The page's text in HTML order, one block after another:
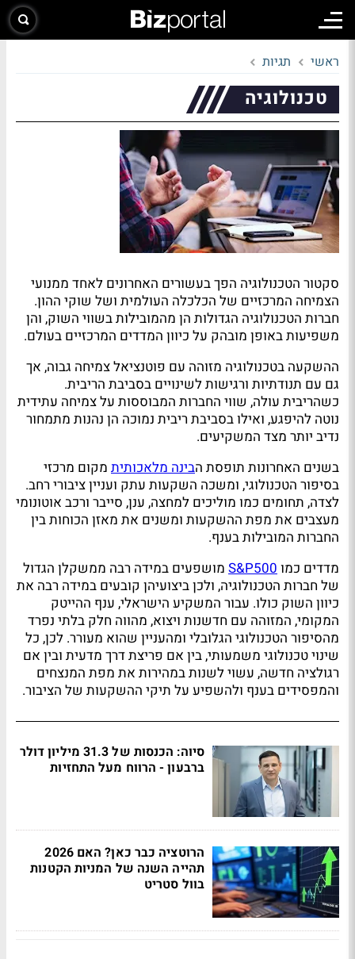
ראשי תגיות
טכנולוגיה
סקטור הטכנולוגיה הפך בעשורים האחרונים לאחד ממנועי
הצמיחה המרכזיים של הכלכלה העולמית ושל שוקי ההון.
חברות הטכנולוגיה הגדולות הן מהמובילות בשווי השוק, והן
משפיעות באופן מובהק על כיוון המדדים המרכזיים בעולם.
ההשקעה בטכנולוגיה מזוהה עם פוטנציאל צמיחה גבוה, אך
גם עם תנודתיות ורגישות לשינויים בסביבת הריבית.
כשהריבית עולה, שווי החברות המבוססות על צמיחה עתידית
נוטה להיפגע, ואילו בסביבת ריבית נמוכה הן נהנות מתמחור
נדיב יותר מצד המשקיעים.
בשנים האחרונות תופסת הבינה מלאכותית מקום מרכזי
בסיפור הטכנולוגי, ומשכה השקעות עתק ועניין ציבורי רחב.
לצדה, תחומים כמו מוליכים למחצה, ענן, סייבר ורכב אוטונומי
מעצבים את מפת ההשקעות ומשנים את מאזן הכוחות בין
החברות המובילות בענף.
מדדים כמוS&P500 מושפעים במידה רבה ממשקלן הגדול
של חברות הטכנולוגיה, ולכן ביצועיהן קובעים במידה רבה את
כיוון השוק כולו. עבור המשקיע הישראלי, ענף ההייטק
המקומי, המזוהה עם חדשנות ויצוא, מהווה חלק בלתי נפרד
מהסיפור הטכנולוגי הגלובלי ומהעניין שהוא מעורר. לכן, כל
שינוי טכנולוגי משמעותי, בין אם פריצת דרך מדעית ובין אם
רגולציה חדשה, עשוי לשנות במהירות את מפת המנצחים
והמפסידים בענף ולהשפיע על תיקי ההשקעות של הציבור.
סיוה: הכנסות של 31.3 מיליון דולר
ברבעון - הרווח מעל התחזיות
הרוטציה כבר כאן? האם 2026
תהייה השנה של המניות הקטנות
בוול סטריט